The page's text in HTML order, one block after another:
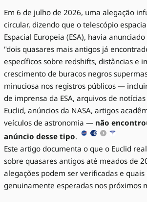
Em 6 de julho de 2026, uma alegação
circular, dizendo que o telescópio
Espacial Europeia (ESA), havia
"dois quasares mais antigos já
específicos sobre redshifts, distâncias e
crescimento de buracos negros
minuciosa nos registros públicos —
de imprensa da ESA, arquivos de
Euclid, anúncios da NASA, artigos
veículos de astronomia — não
anúncio desse tipo.
Este artigo documenta o que o Euclid
sobre quasares antigos até meados de
alegações podem ser verificadas e quais
genuinamente esperadas nos próximos